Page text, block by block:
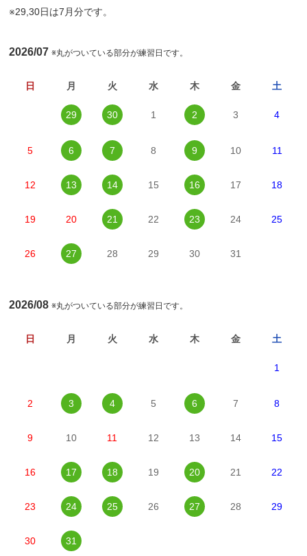
※29,30日は7月分です。
2026/07※丸がついている部分が練習日です。
日 月 火 水 木 金 土
29 30 1 2 3 4
5 6 7 8 9 10 11
12 13 14 15 16 17 18
19 20 21 22 23 24 25
26 27 28 29 30 31
2026/08※丸がついている部分が練習日です。
日 月 火 水 木 金 土
1
2 3 4 5 6 7 8
9 10 11 12 13 14 15
16 17 18 19 20 21 22
23 24 25 26 27 28 29
30 31